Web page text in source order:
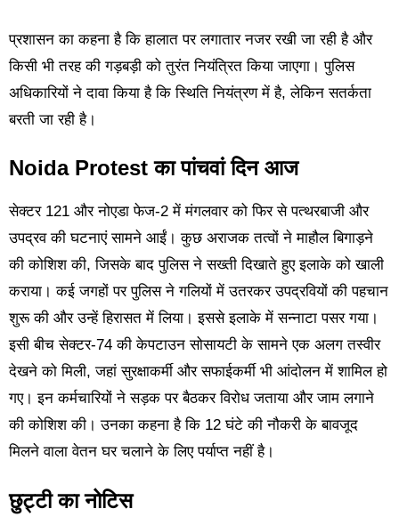
प्रशासन का कहना है कि हालात पर लगातार नजर रखी जा रही है और
किसी भी तरह की गड़बड़ी को तुरंत नियंत्रित किया जाएगा। पुलिस
अधिकारियों ने दावा किया है कि स्थिति नियंत्रण में है, लेकिन सतर्कता
बरती जा रही है।
Noida Protest का पांचवां दिन आज
सेक्टर 121 और नोएडा फेज-2 में मंगलवार को फिर से पत्थरबाजी और
उपद्रव की घटनाएं सामने आईं। कुछ अराजक तत्वों ने माहौल बिगाड़ने
की कोशिश की, जिसके बाद पुलिस ने सख्ती दिखाते हुए इलाके को खाली
कराया। कई जगहों पर पुलिस ने गलियों में उतरकर उपद्रवियों की पहचान
शुरू की और उन्हें हिरासत में लिया। इससे इलाके में सन्नाटा पसर गया।
इसी बीच सेक्टर-74 की केपटाउन सोसायटी के सामने एक अलग तस्वीर
देखने को मिली, जहां सुरक्षाकर्मी और सफाईकर्मी भी आंदोलन में शामिल हो
गए। इन कर्मचारियों ने सड़क पर बैठकर विरोध जताया और जाम लगाने
की कोशिश की। उनका कहना है कि 12 घंटे की नौकरी के बावजूद
मिलने वाला वेतन घर चलाने के लिए पर्याप्त नहीं है।
छुट्टी का नोटिस